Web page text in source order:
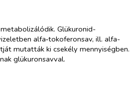
Glükuronid-
alfa‑tokoferonsav, ill. alfa-
mutatták ki csekély mennyiségben.
glükuronsavval.